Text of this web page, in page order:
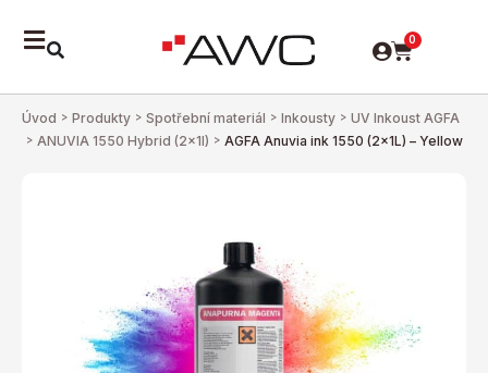
0
Úvod > Produkty > Spotřební materiál > Inkousty > UV Inkoust AGFA
> ANUVIA 1550 Hybrid (2x1l) > AGFA Anuvia ink 1550 (2x1L) – Yellow